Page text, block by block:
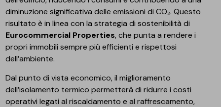
diminuzione significativa delle emissioni di CO₂. Questo
risultato è in linea con la strategia di sostenibilità di
Eurocommercial Properties, che punta a rendere i
propri immobili sempre più efficienti e rispettosi
dell’ambiente.
Dal punto di vista economico, il miglioramento
dell’isolamento termico permetterà di ridurre i costi
operativi legati al riscaldamento e al raffrescamento,